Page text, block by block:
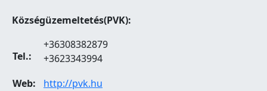
Községüzemeltetés(PVK):
Tel.:
+36308382879
+3623343994
Web:
http://pvk.hu